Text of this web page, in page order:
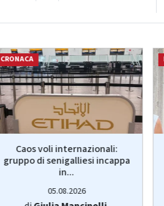
CRONACA
Caos voli internazionali:
gruppo di senigalliesi incappa
in...
05.08.2026